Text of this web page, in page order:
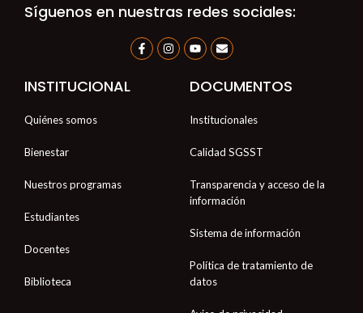
Síguenos en nuestras redes sociales:
F
a
c
I
n
s
Y
o
u
u
E
n
v
l
e
INSTITUCIONAL
Quiénes somos
Bienestar
Nuestros programas
Estudiantes
Docentes
Biblioteca
DOCUMENTOS
Institucionales
Calidad SGSST
Transparencia y acceso de la
información
Sistema de información
Política de tratamiento de
datos